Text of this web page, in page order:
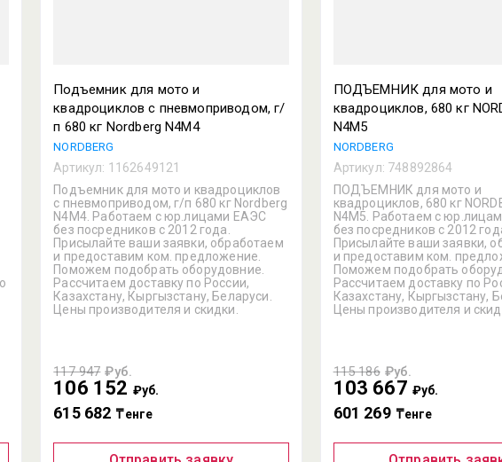
Подъемник для мото и
квадроциклов с пневмоприводом, г/
п 680 кг Nordberg N4M4
NORDBERG
Артикул: 1162649121
Подъемник для мото и квадроциклов
с пневмоприводом, г/п 680 кг Nordberg
N4M4. Работаем с юр.лицами ЕАЭС
без посредников с 2012 года.
Присылайте ваши заявки, обработаем
и предоставим ком. предложение.
Поможем подобрать оборудовние.
Рассчитаем доставку по России,
Казахстану, Кыргызстану, Беларуси.
Цены производителя и скидки.
117 947 ₽уб.
106 152 ₽уб.
615 682 ₸енге
ПОДЪЕМНИК для мото и
квадроциклов, 680 кг
N4M5
NORDBERG
Артикул: 748892864
ПОДЪЕМНИК для мото и
квадроциклов, 680 кг
N4M5. Работаем с
без посредников с 2012
Присылайте ваши заявки,
и предоставим ком.
Поможем подобрать
Рассчитаем доставку по
Казахстану, Кыргызстану,
Цены производителя и
115 186 ₽уб.
103 667 ₽уб.
601 269 ₸енге